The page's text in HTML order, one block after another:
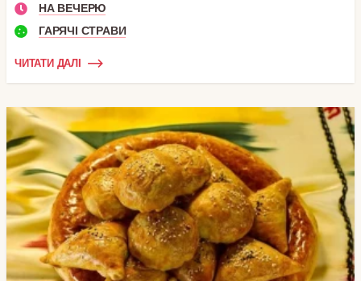
НА ВЕЧЕРЮ
ГАРЯЧІ СТРАВИ
ЧИТАТИ ДАЛІ